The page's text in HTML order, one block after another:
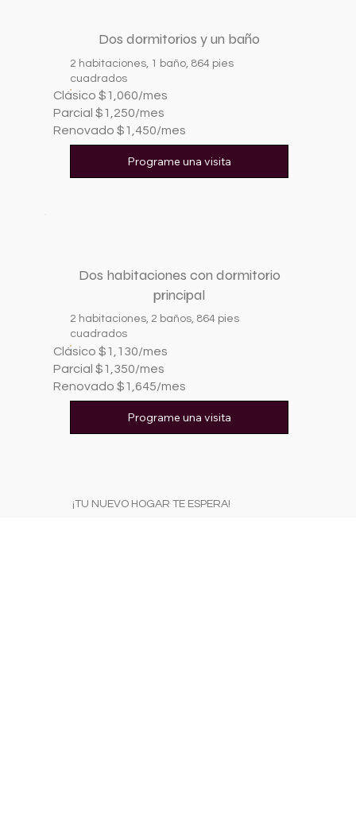
Dos dormitorios y un baño
2 habitaciones, 1 baño, 864 pies
cuadrados
Clásico $1,060/mes
Parcial $1,250/mes
Renovado $1,450/mes
Programe una visita
Dos habitaciones con dormitorio
principal
2 habitaciones, 2 baños, 864 pies
cuadrados
Clásico $1,130/mes
Parcial $1,350/mes
Renovado $1,645/mes
Programe una visita
¡TU NUEVO HOGAR TE ESPERA!